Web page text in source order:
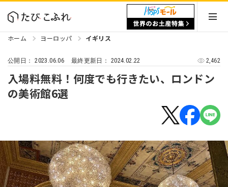
ホーム ヨーロッパ イギリス
公開日：2023.06.06 最終更新日： 2024.02.22 2,462
入場料無料！何度でも行きたい、ロンドン
の美術館6選